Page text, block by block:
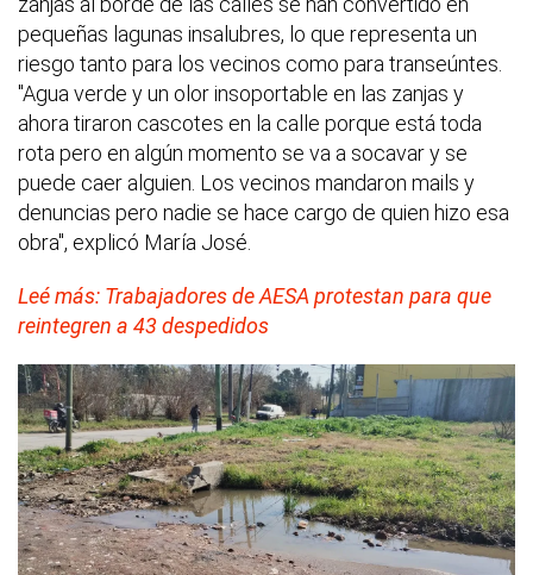
pequeñas lagunas insalubres, lo que representa un
riesgo tanto para los vecinos como para transeúntes.
"Agua verde y un olor insoportable en las zanjas y
ahora tiraron cascotes en la calle porque está toda
rota pero en algún momento se va a socavar y se
puede caer alguien. Los vecinos mandaron mails y
denuncias pero nadie se hace cargo de quien hizo esa
obra", explicó María José.
Leé más: Trabajadores de AESA protestan para que
reintegren a 43 despedidos